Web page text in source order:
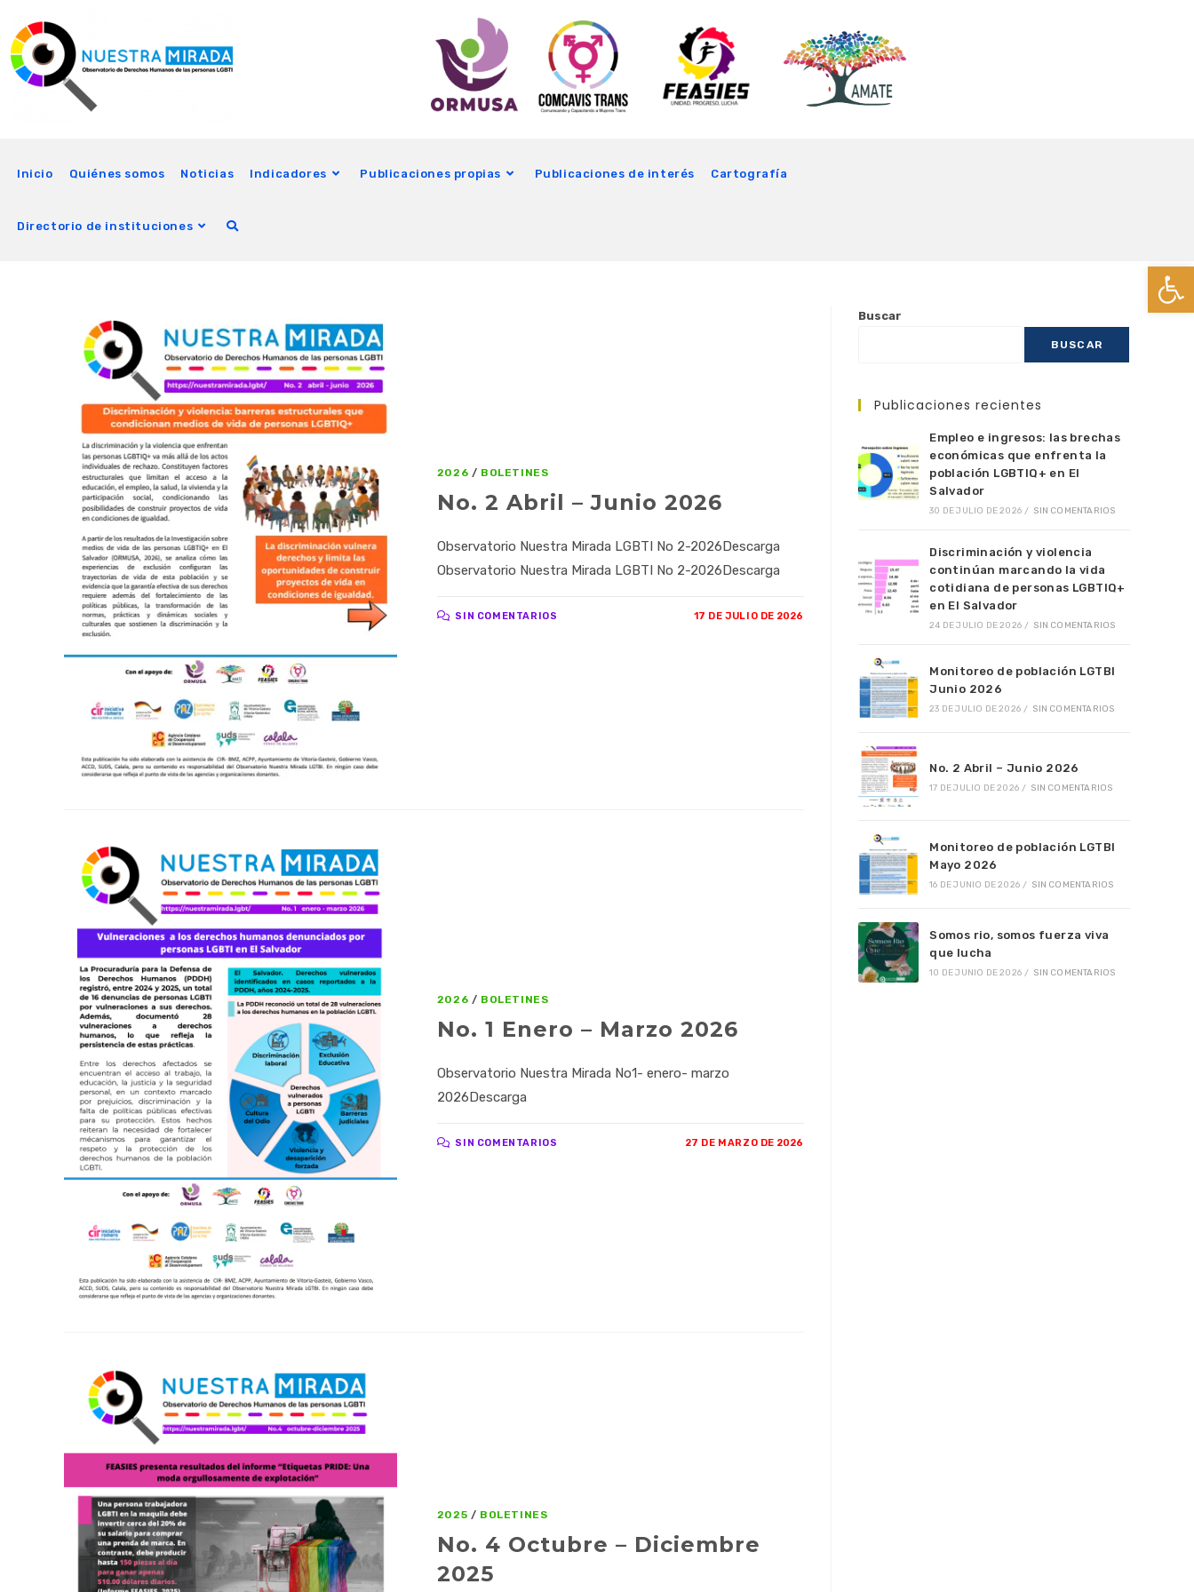
Inicio Quiénes somos Noticias Indicadores Publicaciones propias Publicaciones de interés Cartografía
Directorio de instituciones
2026 / BOLETINES
No. 2 Abril – Junio 2026
Observatorio Nuestra Mirada LGBTI No 2-2026Descarga
Observatorio Nuestra Mirada LGBTI No 2-2026Descarga
SIN COMENTARIOS 17 DE JULIO DE 2026
2026 / BOLETINES
No. 1 Enero – Marzo 2026
Observatorio Nuestra Mirada No1- enero- marzo
2026Descarga
SIN COMENTARIOS 27 DE MARZO DE 2026
2025 / BOLETINES
No. 4 Octubre – Diciembre
2025
Buscar
BUSCAR
Publicaciones recientes
Empleo e ingresos: las brechas
económicas que enfrenta la
población LGBTIQ+ en El
Salvador
30 DE JULIO DE 2026 / SIN COMENTARIOS
Discriminación y violencia
continúan marcando la vida
cotidiana de personas LGBTIQ+
en El Salvador
24 DE JULIO DE 2026 / SIN COMENTARIOS
Monitoreo de población LGTBI
Junio 2026
23 DE JULIO DE 2026 / SIN COMENTARIOS
No. 2 Abril – Junio 2026
17 DE JULIO DE 2026 / SIN COMENTARIOS
Monitoreo de población LGTBI
Mayo 2026
16 DE JUNIO DE 2026 / SIN COMENTARIOS
Somos rio, somos fuerza viva
que lucha
10 DE JUNIO DE 2026 / SIN COMENTARIOS